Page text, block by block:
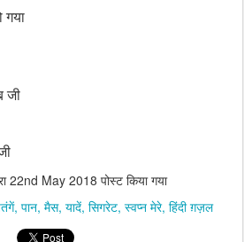
गया
जी
22nd May 2018 पोस्ट किया गया
पान मैस यादें सिगरेट स्वप्न मेरे हिंदी ग़ज़ल